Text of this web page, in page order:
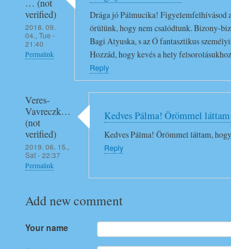
a
P
a
l
…
Agnes
Danielss…
(not
G
r
a
t
l
k
!
!
by
Ferenc
… (not
verified)
2018. 09.
04., Tue -
21:40
Permalink
Drága jó Pálmucika! Figyelemfelhívásod
örülünk, hogy nem csalódtunk. Bizony-
Bagi Atyuska, s az Ő fantasztikus
Hozzád, hogy kevés a hely
Reply
Veres-
Vavreczk…
(not
verified)
2019. 06. 15.,
Sat - 22:37
Permalink
Kedves Pálma! Örömmel
Kedves Pálma! Örömmel láttam,
Reply
Add new comment
Your name